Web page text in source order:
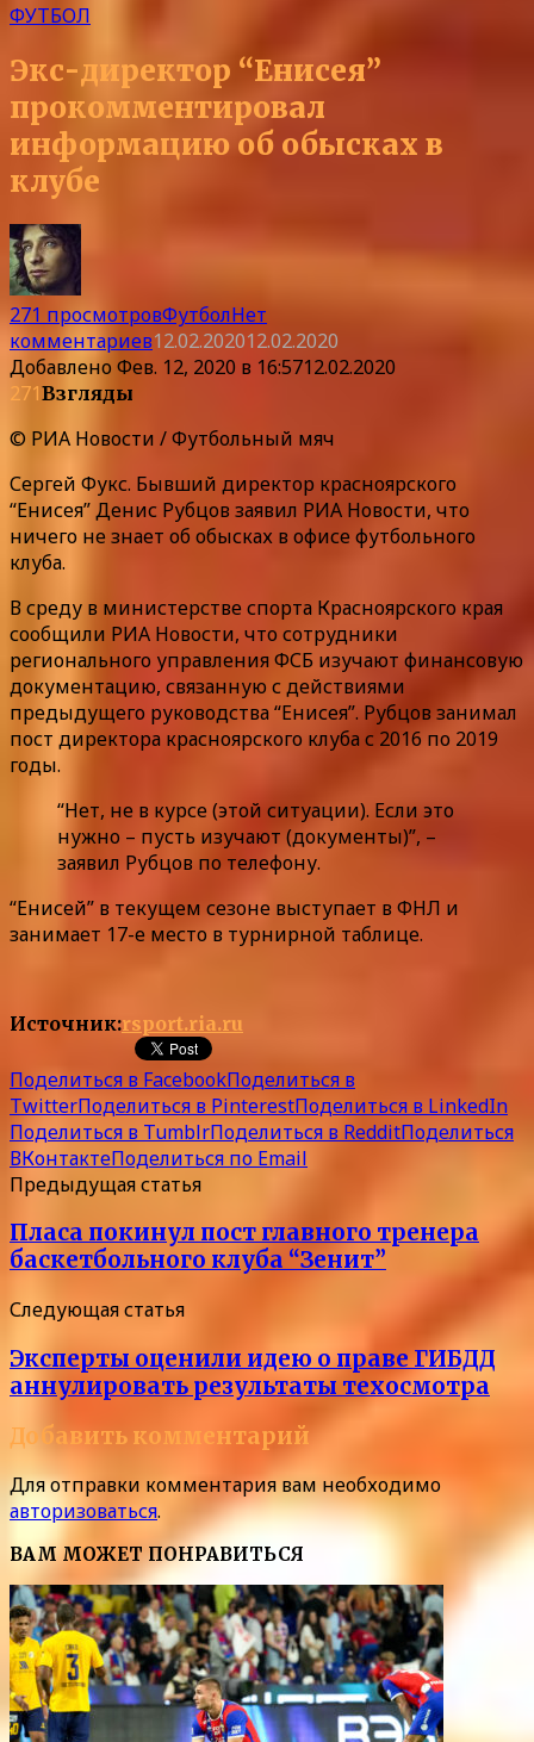
ФУТБОЛ
Экс-директор “Енисея”
прокомментировал
информацию об обысках в
клубе
271 просмотровФутболНет
комментариев12.02.202012.02.2020
ДобавленоФев. 12, 2020 в 16:5712.02.2020
271Взгляды
© РИА Новости / Футбольный мяч
Сергей Фукс. Бывший директор красноярского
“Енисея” Денис Рубцов заявил РИА Новости, что
ничего не знает об обысках в офисе футбольного
клуба.
В среду в министерстве спорта Красноярского края
сообщили РИА Новости, что сотрудники
регионального управления ФСБ изучают финансовую
документацию, связанную с действиями
предыдущего руководства “Енисея”. Рубцов занимал
пост директора красноярского клуба с 2016 по 2019
годы.
“Нет, не в курсе (этой ситуации). Если это
нужно – пусть изучают (документы)”, –
заявил Рубцов по телефону.
“Енисей” в текущем сезоне выступает в ФНЛ и
занимает 17-е место в турнирной таблице.
Источник:rsport.ria.ru
Поделиться в FacebookПоделиться в
TwitterПоделиться в PinterestПоделиться в LinkedIn
Поделиться в TumblrПоделиться в RedditПоделиться
ВКонтактеПоделиться по Email
Предыдущая статья
Пласа покинул пост главного тренера
баскетбольного клуба “Зенит”
Следующая статья
Эксперты оценили идею о праве ГИБДД
аннулировать результаты техосмотра
Добавить комментарий
Для отправки комментария вам необходимо
авторизоваться.
ВАМ МОЖЕТ ПОНРАВИТЬСЯ